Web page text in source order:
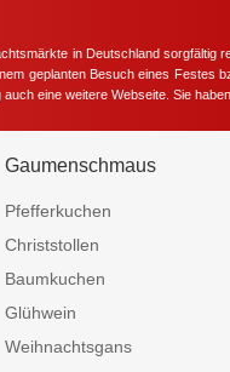
in Deutschland
geplanten Besuch eines Festes
eine weitere Webseite. Sie
Gaumenschmaus
Pfefferkuchen
Christstollen
Baumkuchen
Glühwein
Weihnachtsgans